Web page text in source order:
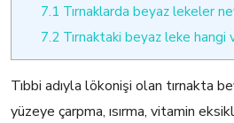
7.1 Tırnaklarda beyaz lekeler
7.2Tırnaktaki beyaz leke hangi
Tıbbi adıyla lökonişi olan tırnakta
yüzeye çarpma, ısırma, vitamin